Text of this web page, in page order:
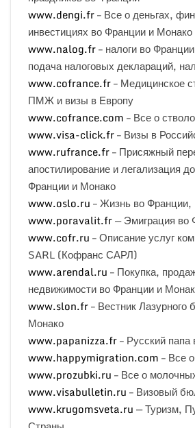
www.dengi.fr– Все о деньгах,
инвестициях во Франции и Монако
www.nalog.fr– налоги во
подача налоговых деклараций,
www.cofrance.fr– Медицинское
ПМЖ и визы в Европу
www.cofrance.com – Все о
www.visa-click.fr– Визы в
www.rufrance.fr– Присяжный
апостилирование и легализация
Франции и Монако
www.oslo.ru – Жизнь во
www.poravalit.fr— Эмиграция во
www.cofr.ru – Описание услуг
SARL (Кофранс САРЛ)
www.arendal.ru – Покупка,
недвижимости во Франции и
www.slon.fr– Вестник Лазурного
Монако
www.papanizza.fr– Русский
www.happymigration.com – Все
www.prozubki.ru – Все о
www.visabulletin.ru – Визовый
www.krugomsveta.ru — Туризм,